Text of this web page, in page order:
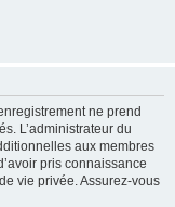
ne prend
L’administrateur du
aux membres
pris connaissance
vie privée. Assurez-vous